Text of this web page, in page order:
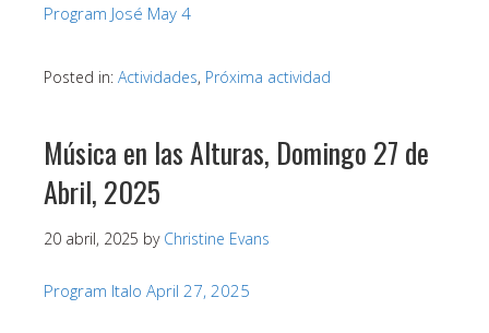
Program José May 4
Posted in: Actividades, Próxima actividad
Música en las Alturas, Domingo 27 de
Abril, 2025
20 abril, 2025 by Christine Evans
Program Italo April 27, 2025